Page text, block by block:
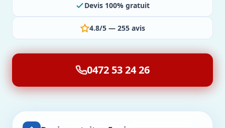
Devis 100% gratuit
4.8/5 — 255 avis
0472 53 24 26